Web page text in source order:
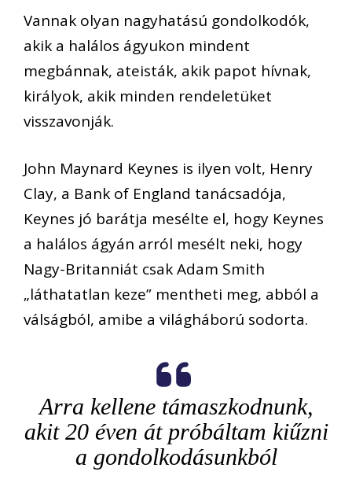
Vannak olyan nagyhatású gondolkodók,
akik a halálos ágyukon mindent
megbánnak, ateisták, akik papot hívnak,
királyok, akik minden rendeletüket
visszavonják.
John Maynard Keynes is ilyen volt, Henry
Clay, a Bank of England tanácsadója,
Keynes jó barátja mesélte el, hogy Keynes
a halálos ágyán arról mesélt neki, hogy
Nagy-Britanniát csak Adam Smith
„láthatatlan keze” mentheti meg, abból a
válságból, amibe a világháború sodorta.
Arra kellene támaszkodnunk,
akit 20 éven át próbáltam kiűzni
a gondolkodásunkból